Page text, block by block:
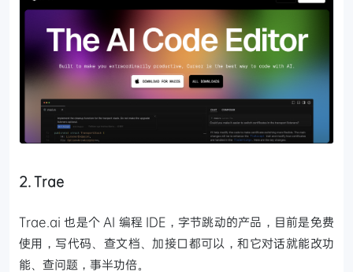
2. Trae
Trae.ai 也是个 AI 编程 IDE，字节跳动的产品，目前是免费
使用，写代码、查文档、加接口都可以，和它对话就能改功
能、查问题，事半功倍。